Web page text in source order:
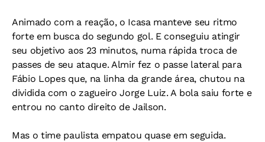
Animado com a reação, o Icasa manteve seu ritmo
forte em busca do segundo gol. E conseguiu atingir
seu objetivo aos 23 minutos, numa rápida troca de
passes de seu ataque. Almir fez o passe lateral para
Fábio Lopes que, na linha da grande área, chutou na
dividida com o zagueiro Jorge Luiz. A bola saiu forte e
entrou no canto direito de Jailson.
Mas o time paulista empatou quase em seguida.